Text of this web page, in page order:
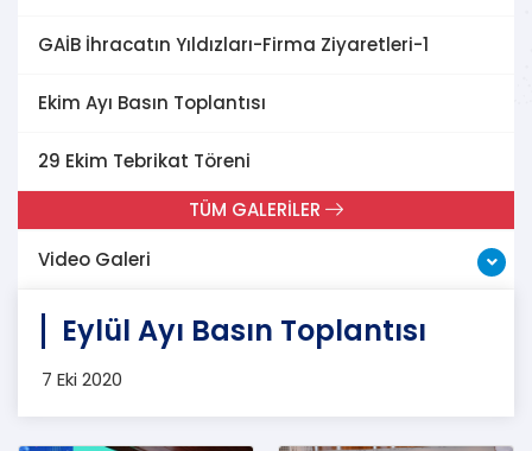
GAİB İhracatın Yıldızları-Firma Ziyaretleri-1
Ekim Ayı Basın Toplantısı
29 Ekim Tebrikat Töreni
TÜM GALERİLER
Video Galeri
Eylül Ayı Basın Toplantısı
7 Eki 2020